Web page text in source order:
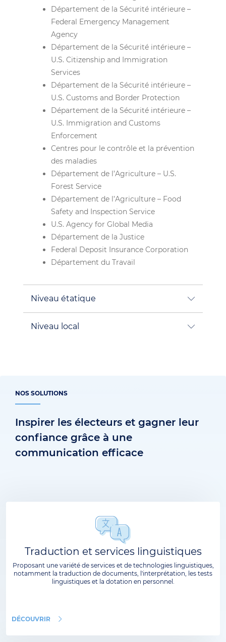
Département de la Sécurité intérieure –
Federal Emergency Management
Agency
Département de la Sécurité intérieure –
U.S. Citizenship and Immigration
Services
Département de la Sécurité intérieure –
U.S. Customs and Border Protection
Département de la Sécurité intérieure –
U.S. Immigration and Customs
Enforcement
Centres pour le contrôle et la prévention
des maladies
Département de l’Agriculture – U.S.
Forest Service
Département de l’Agriculture – Food
Safety and Inspection Service
U.S. Agency for Global Media
Département de la Justice
Federal Deposit Insurance Corporation
Département du Travail
Niveau étatique
Niveau local
NOS SOLUTIONS
Inspirer les électeurs et gagner leur
confiance grâce à une
communication efficace
Traduction et services linguistiques
Proposant une variété de services et de technologies linguistiques,
notamment la traduction de documents, l'interprétation, les tests
linguistiques et la dotation en personnel.
DÉCOUVRIR